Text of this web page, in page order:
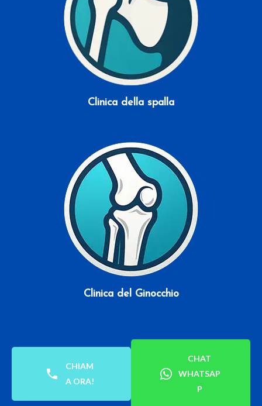
Clinica della spalla
Clinica del Ginocchio
Scopri di più
CHIAM
A ORA!
CHAT
WHATSAP
P